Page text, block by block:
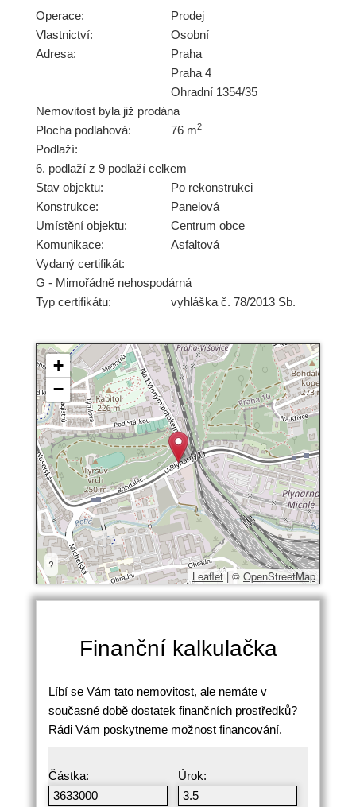
Operace:
Prodej
Vlastnictví:
Osobní
Adresa:
Praha
Praha 4
Ohradní 1354/35
Nemovitost byla již prodána
Plocha podlahová:
76 m2
Podlaží:
6. podlaží z 9 podlaží celkem
Stav objektu:
Po rekonstrukci
Konstrukce:
Panelová
Umístění objektu:
Centrum obce
Komunikace:
Asfaltová
Vydaný certifikát:
G - Mimořádně nehospodárná
Typ certifikátu:
vyhláška č. 78/2013 Sb.
+
−
?
Leaflet | © OpenStreetMap
Finanční kalkulačka
Líbí se Vám tato nemovitost, ale nemáte v
současné době dostatek finančních prostředků?
Rádi Vám poskytneme možnost financování.
Částka: Úrok: